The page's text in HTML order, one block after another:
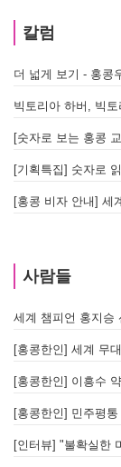
칼럼
더 넓게 보기 - 홍콩
사람들